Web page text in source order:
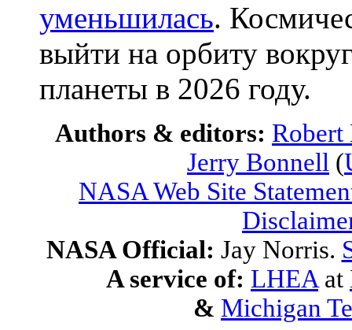
уменьшилась.
выйти на орбиту
планеты в 2026 году.
Authors & editors:
Jerry Bonnell (
NASA Web Site
NASA Official: Jay Norris.
A service of: LHEA at
& Michigan